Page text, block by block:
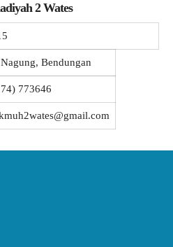
2 Wates
Bendungan
773646